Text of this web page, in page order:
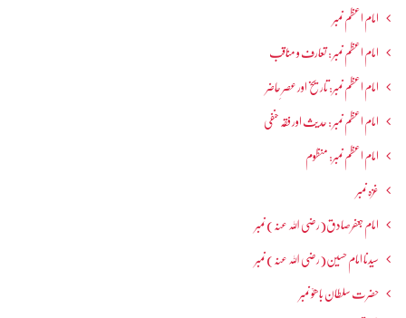
امام اعظم نمبر
امام اعظم نمبر : تعارف و مناقب
امام اعظم نمبر: تاریخ اور عصرِ حاضر
امام اعظم نمبر : حدیث اور فقہ حنفی
امام اعظم نمبر: منظوم
غزہ نمبر
امام جعفرصادق(رضی اللہ عنہ) نمبر
سیدنا امام حسین(رضی اللہ عنہ) نمبر
حضرت سلطان باھوؒ نمبر